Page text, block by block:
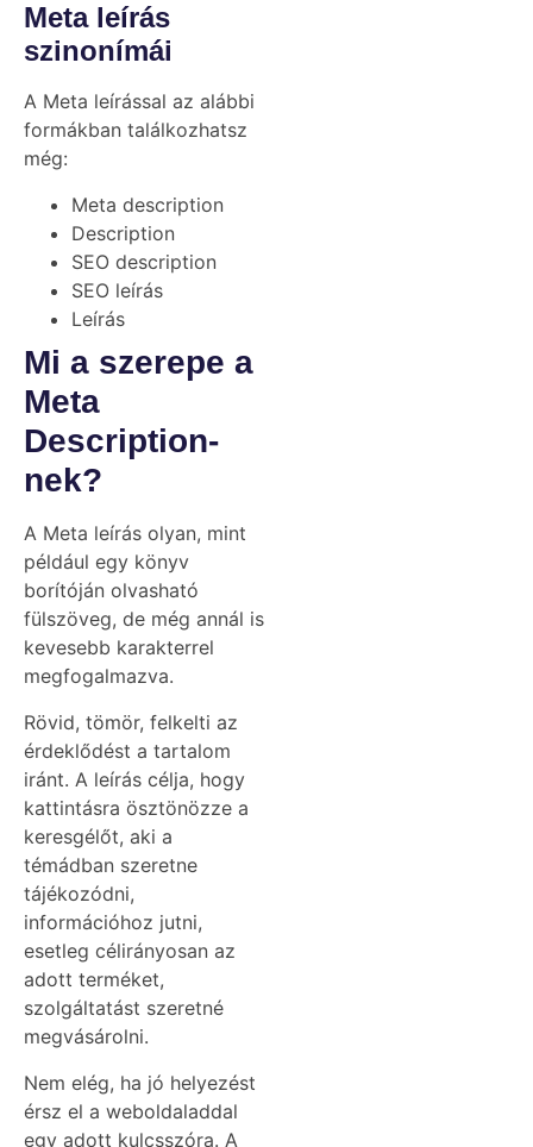
Meta leírás
szinonímái
A Meta leírással az alábbi
formákban találkozhatsz
még:
Meta description
Description
SEO description
SEO leírás
Leírás
Mi a szerepe a
Meta
Description-
nek?
A Meta leírás olyan, mint
például egy könyv
borítóján olvasható
fülszöveg, de még annál is
kevesebb karakterrel
megfogalmazva.
Rövid, tömör, felkelti az
érdeklődést a tartalom
iránt. A leírás célja, hogy
kattintásra ösztönözze a
keresgélőt, aki a
témádban szeretne
tájékozódni,
információhoz jutni,
esetleg célirányosan az
adott terméket,
szolgáltatást szeretné
megvásárolni.
Nem elég, ha jó helyezést
érsz el a weboldaladdal
egy adott kulcsszóra. A